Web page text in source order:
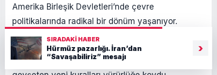
Amerika Birleşik Devletleri’nde çevre
politikalarında radikal bir dönüm yaşanıyor.
Donald Trump yönetimi yarım asırlık Nesli Tehlike
Altında Olan Türler Yasası’nın koruma tedbirlerini
SIRADAKI HABER
Hürmüz pazarlığı. İran’dan
“Savaşabiliriz” mesajı
›